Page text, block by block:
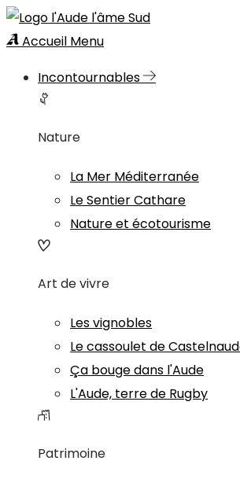
Accueil Menu
Incontournables
Nature
La Mer Méditerranée
Le Sentier Cathare
Nature et écotourisme
Art de vivre
Les vignobles
Le cassoulet de
Ça bouge dans l'Aude
L'Aude, terre de Rugby
Patrimoine